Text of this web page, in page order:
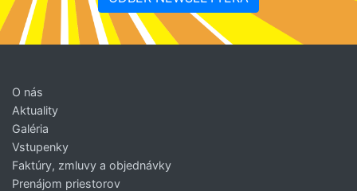
O nás
Aktuality
Galéria
Vstupenky
Faktúry, zmluvy a objednávky
Prenájom priestorov